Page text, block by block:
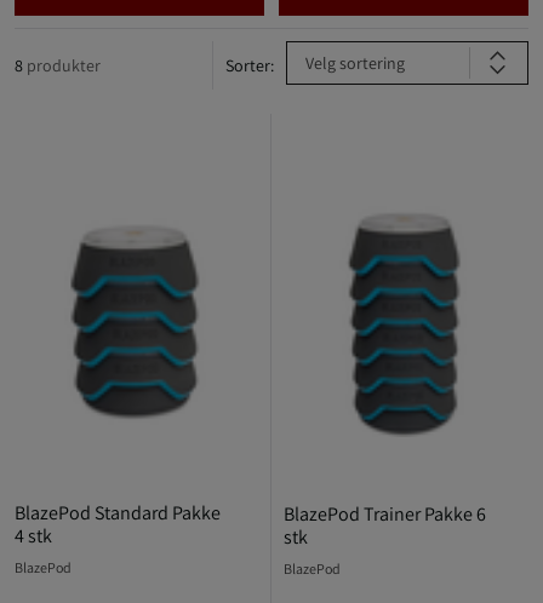
8 produkter Sorter: Velg sortering
BlazePod Standard Pakke
4 stk
BlazePod
BlazePod Trainer Pakke 6
stk
BlazePod